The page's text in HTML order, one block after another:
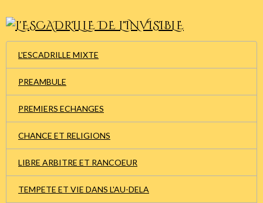
L'ESCADRILLE MIXTE
PREAMBULE
PREMIERS ECHANGES
CHANCE ET RELIGIONS
LIBRE ARBITRE ET RANCOEUR
TEMPETE ET VIE DANS L'AU-DELA